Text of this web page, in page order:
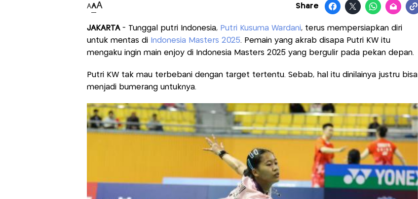
AAA Share
JAKARTA - Tunggal putri Indonesia, Putri Kusuma Wardani, terus mempersiapkan diri
untuk mentas di Indonesia Masters 2025. Pemain yang akrab disapa Putri KW itu
mengaku ingin main enjoy di Indonesia Masters 2025 yang bergulir pada pekan depan.
Putri KW tak mau terbebani dengan target tertentu. Sebab, hal itu dinilainya justru bisa
menjadi bumerang untuknya.